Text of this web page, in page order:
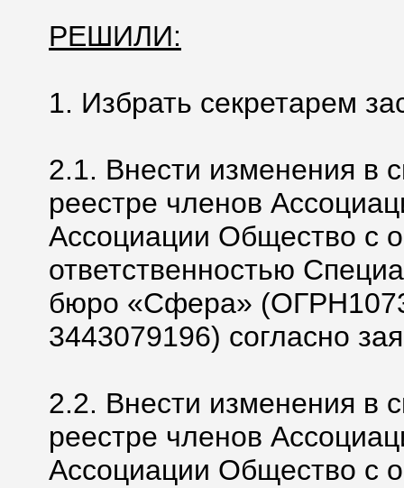
РЕШИЛИ:
1. Избрать секретарем
2.1. Внести изменения в
реестре членов
Ассоциации Общество с
ответственностью
бюро «Сфера»
3443079196) согласно
2.2. Внести изменения в
реестре членов
Ассоциации Общество с